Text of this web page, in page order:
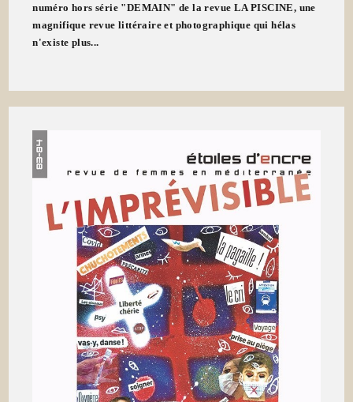
numéro hors série "DEMAIN" de la revue LA PISCINE, une
magnifique revue littéraire et photographique qui hélas
n'existe plus...